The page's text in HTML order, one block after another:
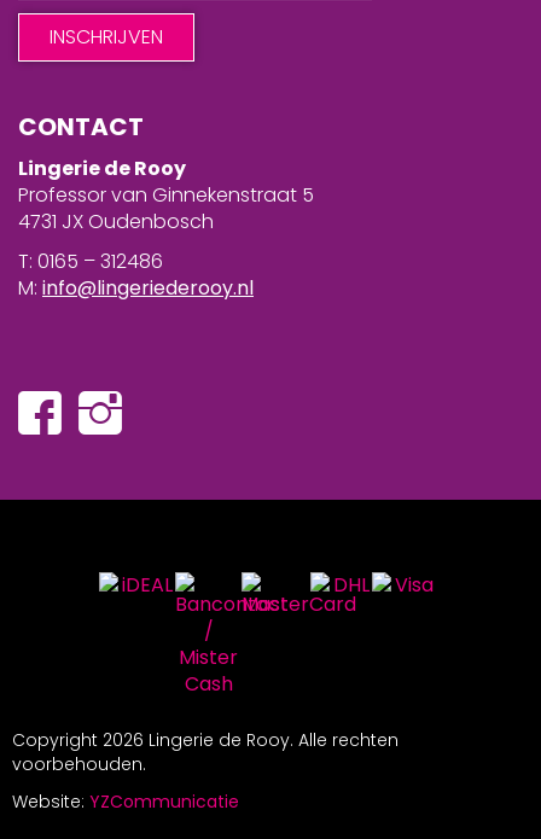
CONTACT
Lingerie de Rooy
Professor van Ginnekenstraat 5
4731 JX Oudenbosch
T: 0165 – 312486
M: info@lingeriederooy.nl
Copyright 2026 Lingerie de Rooy. Alle rechten
voorbehouden.
Website: YZCommunicatie